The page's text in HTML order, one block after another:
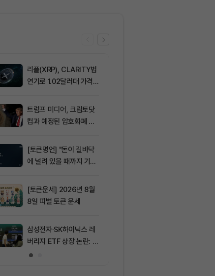
리플(XRP), CLARITY법
연기로 1.02달러대 가격
트럼프 미디어, 크립토닷
컴과 예정된 암호화폐 계
[토큰명언] "돈이 길바닥
에 널려 있을 때까지 기다
[토큰운세] 2026년 8월
8일 띠별 토큰 운세
삼성전자·SK하이닉스 레
버리지 ETF 상장 논란: 속
도전인가, 절차의 일환인